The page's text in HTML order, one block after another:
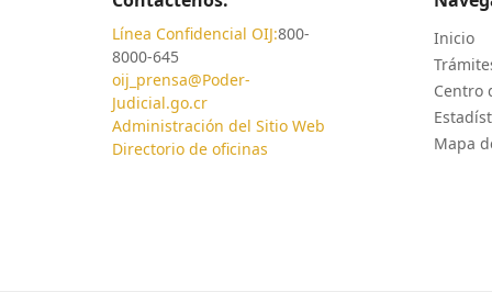
Línea Confidencial OIJ:800-
8000-645
oij_prensa@Poder-
Judicial.go.cr
Administración del Sitio Web
Directorio de oficinas
Inicio
Centro
Mapa